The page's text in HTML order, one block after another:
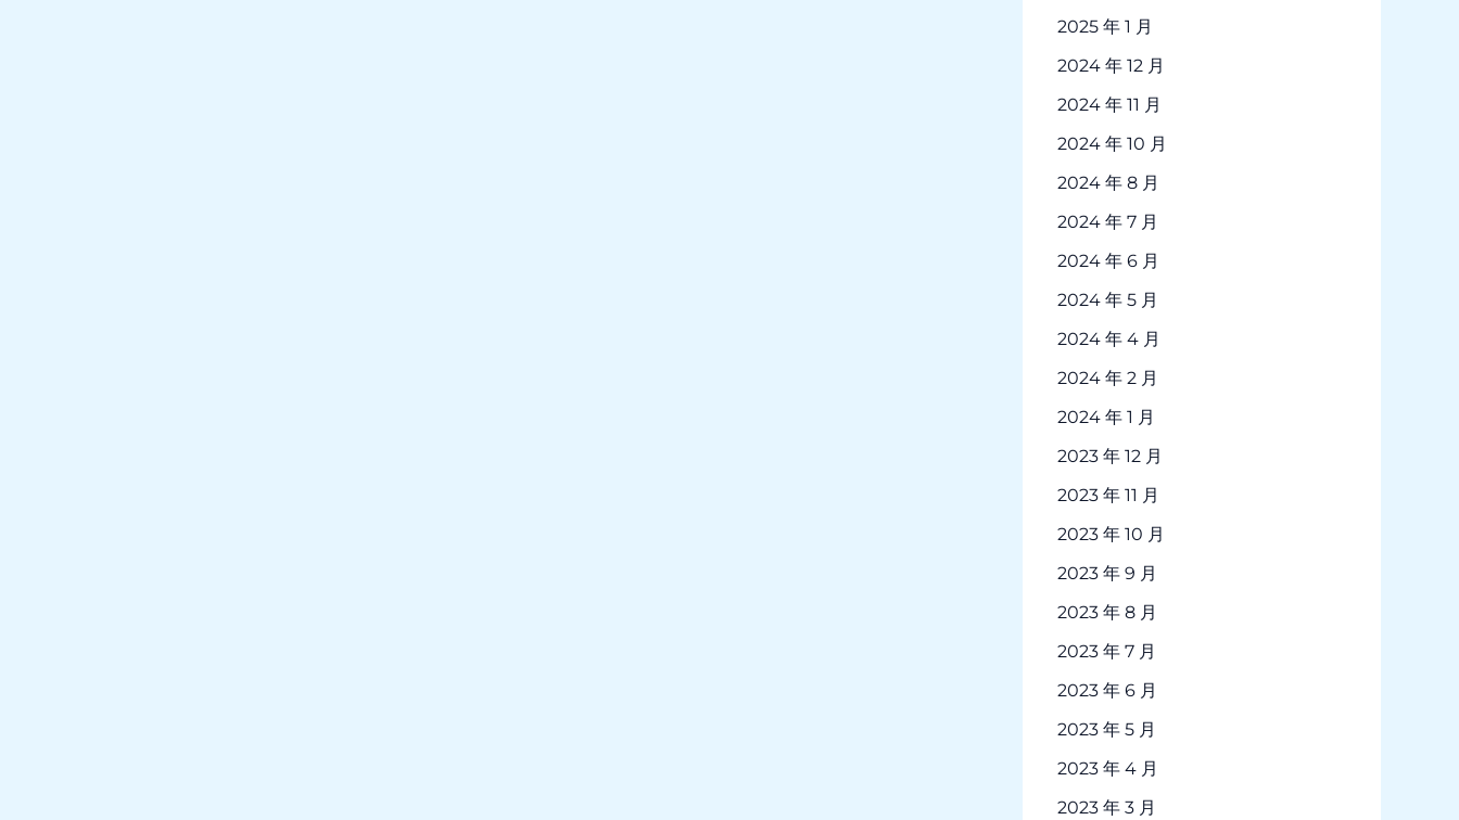
2025 年 1 月
2024 年 12 月
2024 年 11 月
2024 年 10 月
2024 年 8 月
2024 年 7 月
2024 年 6 月
2024 年 5 月
2024 年 4 月
2024 年 2 月
2024 年 1 月
2023 年 12 月
2023 年 11 月
2023 年 10 月
2023 年 9 月
2023 年 8 月
2023 年 7 月
2023 年 6 月
2023 年 5 月
2023 年 4 月
2023 年 3 月